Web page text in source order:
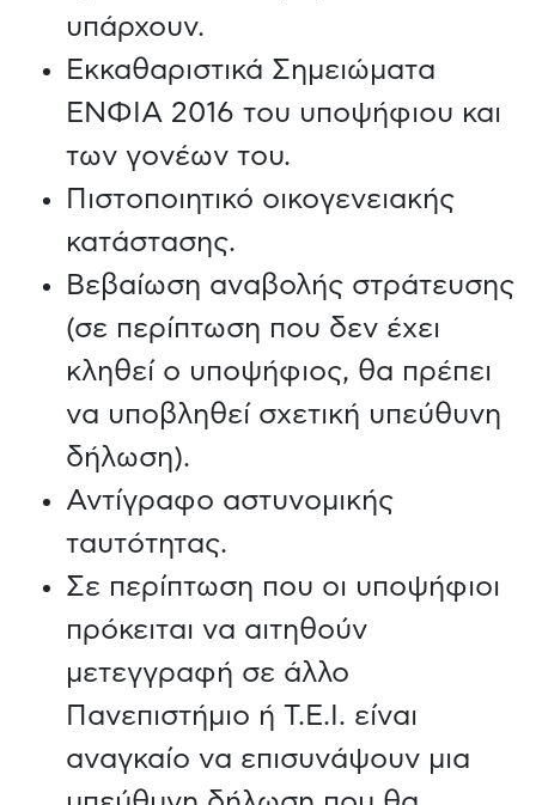
υπάρχουν.
Εκκαθαριστικά Σημειώματα
ΕΝΦΙΑ 2016 του υποψήφιου και
των γονέων του.
Πιστοποιητικό οικογενειακής
κατάστασης.
Βεβαίωση αναβολής στράτευσης
(σε περίπτωση που δεν έχει
κληθεί ο υποψήφιος, θα πρέπει
να υποβληθεί σχετική υπεύθυνη
δήλωση).
Αντίγραφο αστυνομικής
ταυτότητας.
Σε περίπτωση που οι υποψήφιοι
πρόκειται να αιτηθούν
μετεγγραφή σε άλλο
Πανεπιστήμιο ή Τ.Ε.Ι. είναι
αναγκαίο να επισυνάψουν μια